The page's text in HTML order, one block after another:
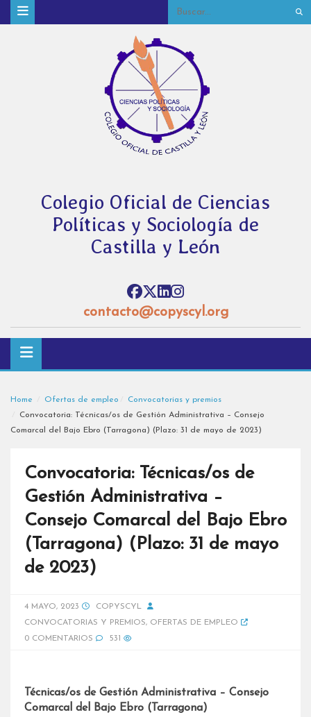
Colegio Oficial de Ciencias
Políticas y Sociología de
Castilla y León
contacto@copyscyl.org
Home Ofertas de empleo
Convocatorias y premios
Convocatoria: Técnicas/os de Gestión Administrativa – Consejo
Comarcal del Bajo Ebro (Tarragona) (Plazo: 31 de mayo de 2023)
Convocatoria: Técnicas/os de
Gestión Administrativa –
Consejo Comarcal del Bajo Ebro
(Tarragona) (Plazo: 31 de mayo
de 2023)
4 MAYO, 2023
COPYSCYL
CONVOCATORIAS Y PREMIOS, OFERTAS DE EMPLEO
0 COMENTARIOS
531
Técnicas/os de Gestión Administrativa – Consejo
Comarcal del Bajo Ebro (Tarragona)